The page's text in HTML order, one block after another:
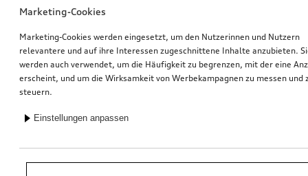
*Unverbindliche Preisempfehlung der Importeurin AMAG Import AG. Inkl.
gesetzlicher MwSt. Preise beim Audi Partner können abweichen; weitere
Marketing-Cookies
Marketing-Cookies werden eingesetzt, um den Nutzerinnen und Nutzern
relevantere und auf ihre Interessen zugeschnittene Inhalte anzubieten.
werden auch verwendet, um die Häufigkeit zu begrenzen, mit der eine
erscheint, und um die Wirksamkeit von Werbekampagnen zu messen und
steuern.
Einstellungen anpassen